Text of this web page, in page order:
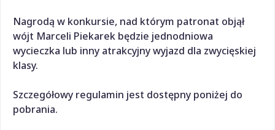
Nagrodą w konkursie, nad którym patronat objął
wójt Marceli Piekarek będzie jednodniowa
wycieczka lub inny atrakcyjny wyjazd dla zwycięskiej
klasy.
Szczegółowy regulamin jest dostępny poniżej do
pobrania.